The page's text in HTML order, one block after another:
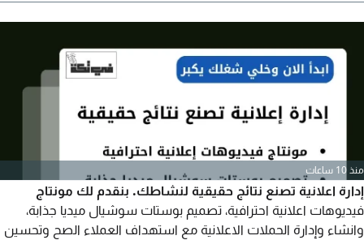
إدارة حسابات السوشيال ميديا بالكامل - تصميم المحتوى الاحترافي
(تصاميم - فيديو - مونتاج)
منذ 10 ساعات
إدارة اعلانية تصنع نتائج حقيقية لنشاطك. بنقدم لك مونتاج
فيديوهات اعلانية احترافية، تصميم بوستات سوشيال ميديا جذابة،
وانشاء وإدارة الحملات الاعلانية مع استهداف العملاء الصح وتحسين